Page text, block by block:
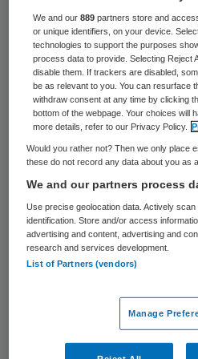
nog vele knelpunten in
Patiënten worden
de uitstroom duurt te
niet goed geregeld. Op
ontstaan wachttijden.
een analyse van KPMG
regionale taskforces die
de aanpak van
In de zomer van 2017
zorgaanbieders,
ministerie van VWS
de wachttijden in de
Onderdeel daarvan was
regionale taskforces,
We and our889 partners store and
or unique identifiers, on your device.
technologies to support the purposes
process data to provide. Selecting Reject
disable them. If trackers are disabled,
be as relevant to you. You can resurface
withdraw consent at any time by clicking
bottom of the webpage. Your choices will
more details, refer to our Privacy Policy.
Would you rather not? Then we only place
these do not record any data about you as
We and our partners process
Use precise geolocation data. Actively
identification. Store and/or access
advertising and content, advertising and
research and services development.
List of Partners (vendors)
Manage